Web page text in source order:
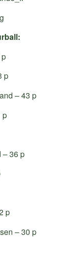
p
– 43 p
p
– 36 p
p
– 30 p